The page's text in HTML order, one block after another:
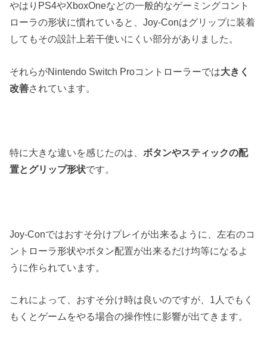
やはりPS4やXboxOneなどの一般的なゲーミングコント
ローラの形状に慣れていると、Joy-Conはグリップに装着
してもその設計上若干使いにくい部分がありました。
それらがNintendo Switch Proコントローラーでは大きく
改善されています。
特に大きな違いを感じたのは、ボタンやスティックの配
置とグリップ形状です。
Joy-Conではおすそ分けプレイが出来るように、左右のコ
ントローラ形状やボタン配置が出来るだけ均等になるよ
うに作られています。
これによって、おすそ分け時は良いのですが、1人でもく
もくとゲームをやる場合の操作性に影響が出てきます。